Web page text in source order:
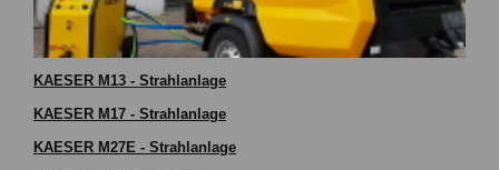
KAESER M13 - Strahlanlage
KAESER M17 - Strahlanlage
KAESER M27E - Strahlanlage